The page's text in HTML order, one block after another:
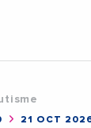
21 OCT